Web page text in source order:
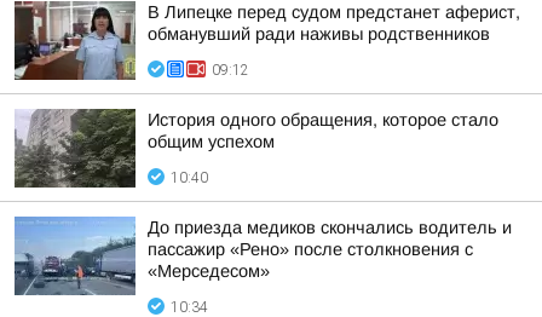
В Липецке перед судом предстанет аферист,
обманувший ради наживы родственников
09:12
История одного обращения, которое стало
общим успехом
10:40
До приезда медиков скончались водитель и
пассажир «Рено» после столкновения с
«Мерседесом»
10:34